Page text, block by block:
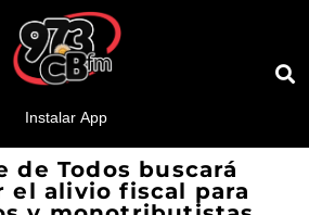
de Todos buscará
el alivio fiscal para